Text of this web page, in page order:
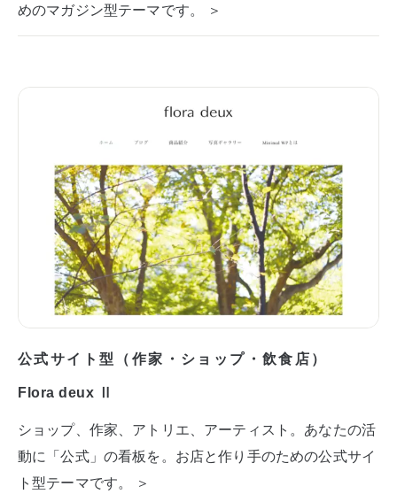
めのマガジン型テーマです。 ＞
公式サイト型（作家・ショップ・飲食店）
Flora deux Ⅱ
ショップ、作家、アトリエ、アーティスト。あなたの活
動に「公式」の看板を。お店と作り手のための公式サイ
ト型テーマです。 ＞